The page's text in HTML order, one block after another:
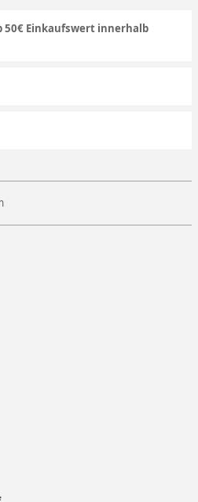
50€ Einkaufswert innerhalb